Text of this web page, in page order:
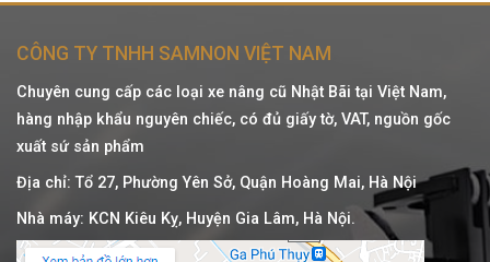
CÔNG TY TNHH SAMNON VIỆT NAM
Chuyên cung cấp các loại xe nâng cũ Nhật Bãi tại Việt Nam,
hàng nhập khẩu nguyên chiếc, có đủ giấy tờ, VAT, nguồn gốc
xuất sứ sản phẩm
Địa chỉ: Tổ 27, Phường Yên Sở, Quận Hoàng Mai, Hà Nội
Nhà máy: KCN Kiêu Kỵ, Huyện Gia Lâm, Hà Nội.